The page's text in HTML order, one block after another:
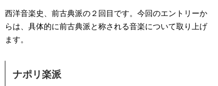
西洋音楽史、前古典派の２回目です。今回のエントリーか
らは、具体的に前古典派と称される音楽について取り上げ
ます。
ナポリ楽派